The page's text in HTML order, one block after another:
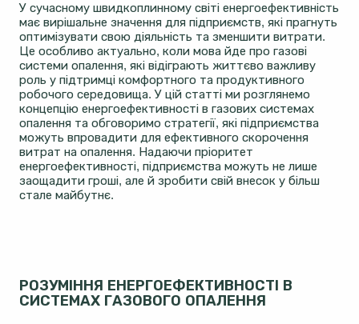
У сучасному швидкоплинному світі енергоефективність
має вирішальне значення для підприємств, які прагнуть
оптимізувати свою діяльність та зменшити витрати.
Це особливо актуально, коли мова йде про газові
системи опалення, які відіграють життєво важливу
роль у підтримці комфортного та продуктивного
робочого середовища. У цій статті ми розглянемо
концепцію енергоефективності в газових системах
опалення та обговоримо стратегії, які підприємства
можуть впровадити для ефективного скорочення
витрат на опалення. Надаючи пріоритет
енергоефективності, підприємства можуть не лише
заощадити гроші, але й зробити свій внесок у більш
стале майбутнє.
РОЗУМІННЯ ЕНЕРГОЕФЕКТИВНОСТІ В
СИСТЕМАХ ГАЗОВОГО ОПАЛЕННЯ